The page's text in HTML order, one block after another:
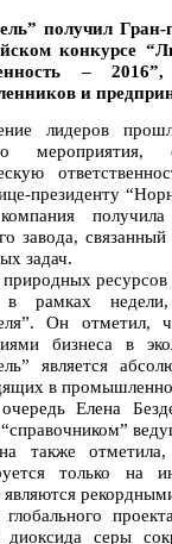
получил Гран-
конкурсе
–
и
лидеров
президенту
завода,
задач.
ресурсов
рамках недели,
Он отметил,
бизнеса в
является
в
Елена
“справочником”
также отметила,
только на
являются
серы